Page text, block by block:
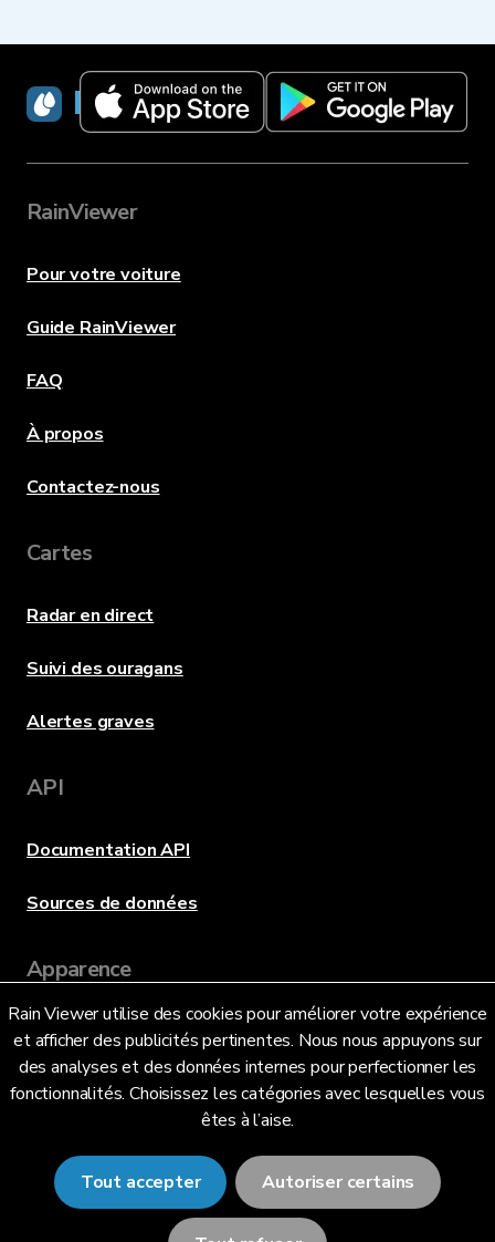
Rain Viewer utilise des cookies pour améliorer votre expérience
et afficher des publicités pertinentes. Nous nous appuyons sur
des analyses et des données internes pour perfectionner les
fonctionnalités. Choisissez les catégories avec lesquelles vous
êtes à l’aise.
Tout accepter Autoriser certains
RainViewer
RainViewer
Pour votre voiture
Guide RainViewer
FAQ
À propos
Contactez-nous
Cartes
Radar en direct
Suivi des ouragans
Alertes graves
API
Documentation API
Sources de données
Apparence
Langue